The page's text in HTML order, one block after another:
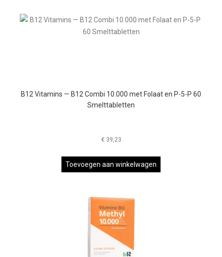
B12 Vitamins — B12 Combi 10.000 met Folaat en P-5-P 60
Smelttabletten
€39,23
Toevoegen aan winkelwagen